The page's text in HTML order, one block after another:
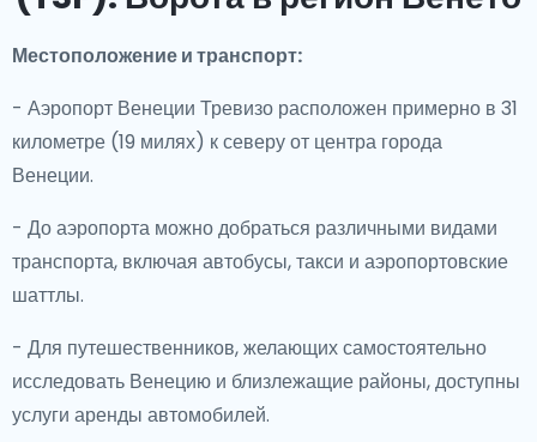
Местоположение и транспорт:
- Аэропорт Венеции Тревизо расположен примерно в 31
километре (19 милях) к северу от центра города
Венеции.
- До аэропорта можно добраться различными видами
транспорта, включая автобусы, такси и аэропортовские
шаттлы.
- Для путешественников, желающих самостоятельно
исследовать Венецию и близлежащие районы, доступны
услуги аренды автомобилей.